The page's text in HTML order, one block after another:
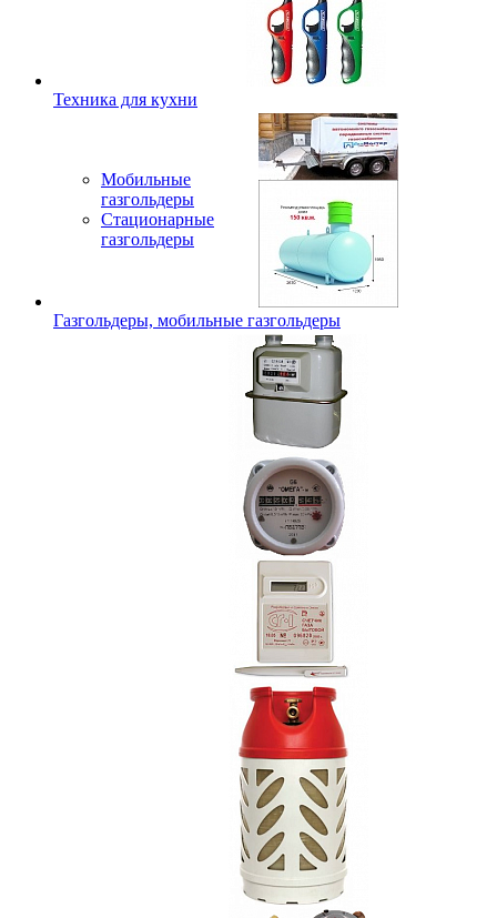
Техника для кухни
Мобильные
газгольдеры
Стационарные
газгольдеры
Газгольдеры, мобильные газгольдеры